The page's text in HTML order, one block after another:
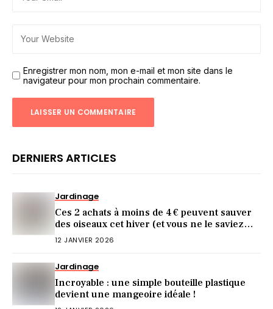
Enregistrer mon nom, mon e-mail et mon site dans le
navigateur pour mon prochain commentaire.
DERNIERS ARTICLES
Jardinage
Ces 2 achats à moins de 4 € peuvent sauver
des oiseaux cet hiver (et vous ne le saviez
pas)
12 JANVIER 2026
Jardinage
Incroyable : une simple bouteille plastique
devient une mangeoire idéale !